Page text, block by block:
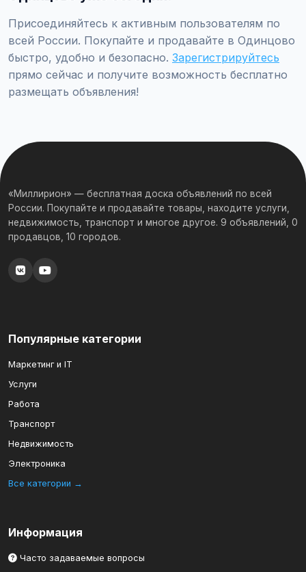
Присоединяйтесь к активным пользователям по
всей России. Покупайте и продавайте в Одинцово
быстро, удобно и безопасно. Зарегистрируйтесь
прямо сейчас и получите возможность бесплатно
размещать объявления!
«Миллирион» — бесплатная доска объявлений по всей
России. Покупайте и продавайте товары, находите услуги,
недвижимость, транспорт и многое другое. 9 объявлений, 0
продавцов, 10 городов.
Популярные категории
Маркетинг и IT
Услуги
Работа
Транспорт
Недвижимость
Электроника
Все категории →
Информация
Часто задаваемые вопросы